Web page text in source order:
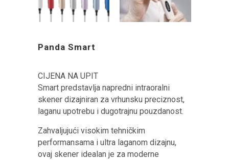
Panda Smart
CIJENA NA UPIT
Smart predstavlja napredni intraoralni
skener dizajniran za vrhunsku preciznost,
laganu upotrebu i dugotrajnu pouzdanost.
Zahvaljujući visokim tehničkim
performansama i ultra laganom dizajnu,
ovaj skener idealan je za moderne